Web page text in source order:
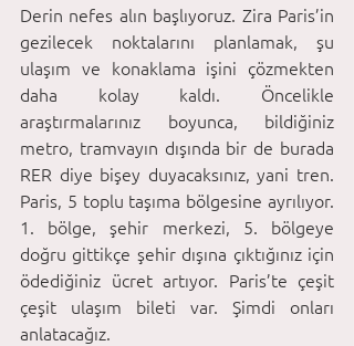
Derin nefes alın başlıyoruz. Zira Paris’in
gezilecek noktalarını planlamak, şu
ulaşım ve konaklama işini çözmekten
daha kolay kaldı. Öncelikle
araştırmalarınız boyunca, bildiğiniz
metro, tramvayın dışında bir de burada
RER diye bişey duyacaksınız, yani tren.
Paris, 5 toplu taşıma bölgesine ayrılıyor.
1. bölge, şehir merkezi, 5. bölgeye
doğru gittikçe şehir dışına çıktığınız için
ödediğiniz ücret artıyor. Paris’te çeşit
çeşit ulaşım bileti var. Şimdi onları
anlatacağız.